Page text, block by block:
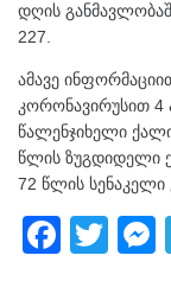
დღის
227.
ამავე
კორონავირუსით 4
წალენჯიხელი
წლის ზუგდიდელი
72 წლის სენაკელი
F
T